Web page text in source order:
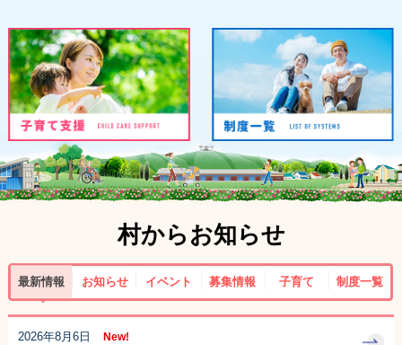
村からお知らせ
最新情報 お知らせ イベント 募集情報 子育て 制度一覧
2026年8月6日 New!